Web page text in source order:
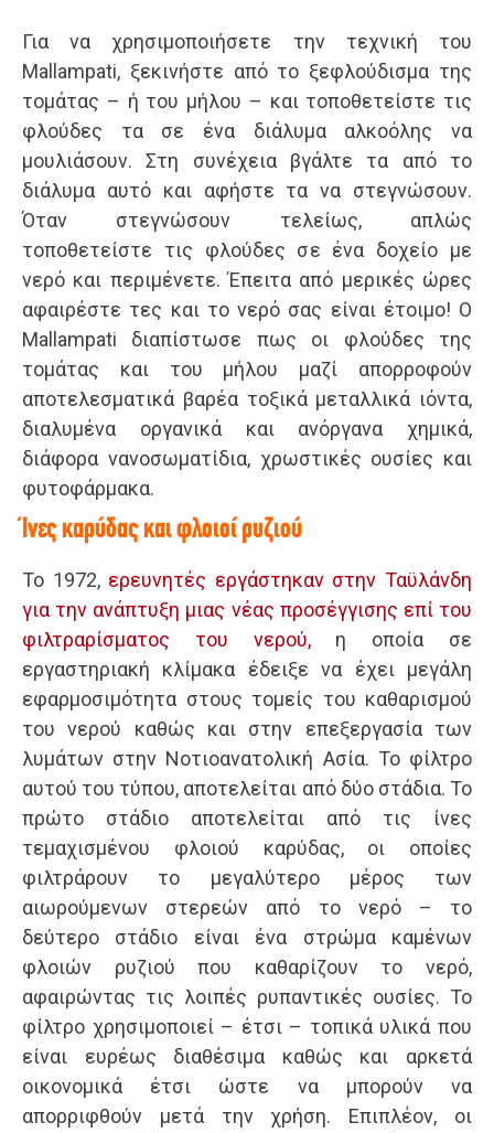
Για να χρησιμοποιήσετε την τεχνική του
Mallampati, ξεκινήστε από το ξεφλούδισμα της
τομάτας – ή του μήλου – και τοποθετείστε τις
φλούδες τα σε ένα διάλυμα αλκοόλης να
μουλιάσουν. Στη συνέχεια βγάλτε τα από το
διάλυμα αυτό και αφήστε τα να στεγνώσουν.
Όταν στεγνώσουν τελείως, απλώς
τοποθετείστε τις φλούδες σε ένα δοχείο με
νερό και περιμένετε. Έπειτα από μερικές ώρες
αφαιρέστε τες και το νερό σας είναι έτοιμο! Ο
Mallampati διαπίστωσε πως οι φλούδες της
τομάτας και του μήλου μαζί απορροφούν
αποτελεσματικά βαρέα τοξικά μεταλλικά ιόντα,
διαλυμένα οργανικά και ανόργανα χημικά,
διάφορα νανοσωματίδια, χρωστικές ουσίες και
φυτοφάρμακα.
Ίνες καρύδας και φλοιοί ρυζιού
Το 1972, ερευνητές εργάστηκαν στην Ταϋλάνδη
για την ανάπτυξη μιας νέας προσέγγισης επί του
φιλτραρίσματος του νερού,η οποία σε
εργαστηριακή κλίμακα έδειξε να έχει μεγάλη
εφαρμοσιμότητα στους τομείς του καθαρισμού
του νερού καθώς και στην επεξεργασία των
λυμάτων στην Νοτιοανατολική Ασία. Το φίλτρο
αυτού του τύπου, αποτελείται από δύο στάδια. Το
πρώτο στάδιο αποτελείται από τις ίνες
τεμαχισμένου φλοιού καρύδας, οι οποίες
φιλτράρουν το μεγαλύτερο μέρος των
αιωρούμενων στερεών από το νερό – το
δεύτερο στάδιο είναι ένα στρώμα καμένων
φλοιών ρυζιού που καθαρίζουν το νερό,
αφαιρώντας τις λοιπές ρυπαντικές ουσίες. Το
φίλτρο χρησιμοποιεί – έτσι – τοπικά υλικά που
είναι ευρέως διαθέσιμα καθώς και αρκετά
οικονομικά έτσι ώστε να μπορούν να
απορριφθούν μετά την χρήση. Επιπλέον, οι